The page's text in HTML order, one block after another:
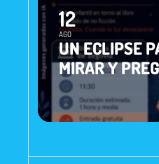
12
AGO
UN ECLIPSE
MIRAR Y